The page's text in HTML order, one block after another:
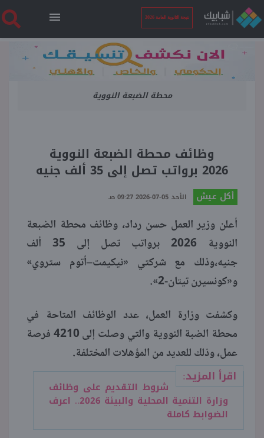
نتيجة الثانوية العامة 2026
الرئيسية
نتيجة الثانوية العامة 2026
فنجان قهوة
ملفات
محطة الضبعة النووية
وظائف محطة الضبعة النووية
2026 برواتب تصل إلى 35 ألف جنيه
أكل عيش الأحد 05-07-2026 09:27 صـ
أعلن وزير العمل حسن رداد، وظائف محطة الضبعة
النووية 2026 برواتب تصل إلى 35 ألف
جنيه،وذلك مع شركتي «نيكيمت–أتوم ستروي»
و«كونسيرن تيتان-2».
وكشفت وزارة العمل، عدد الوظائف المتاحة في
محطة الضبة النووية والتي وصلت إلى 4210 فرصة
عمل، وذلك للعديد من المؤهلات المختلفة.
اقرأ المزيد:
شروط التقديم على وظائف
وزارة التنمية المحلية والبيئة 2026.. اعرف
الضوابط كاملة